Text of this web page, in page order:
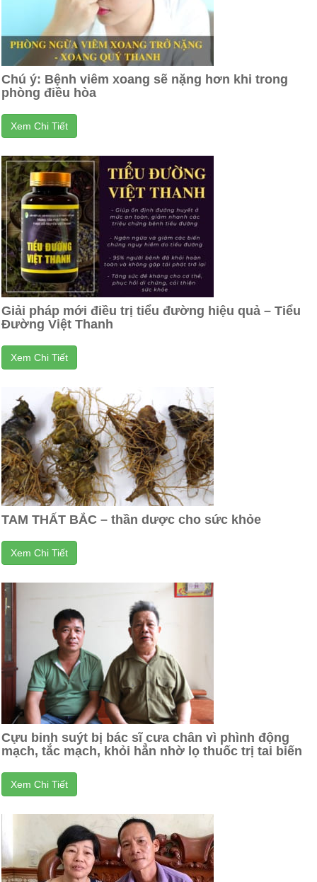
Chú ý: Bệnh viêm xoang sẽ nặng hơn khi trong
phòng điều hòa
Xem Chi Tiết
Giải pháp mới điều trị tiểu đường hiệu quả – Tiểu
Đường Việt Thanh
Xem Chi Tiết
TAM THẤT BẮC – thần dược cho sức khỏe
Xem Chi Tiết
Cựu binh suýt bị bác sĩ cưa chân vì phình động
mạch, tắc mạch, khỏi hẳn nhờ lọ thuốc trị tai biến
Xem Chi Tiết